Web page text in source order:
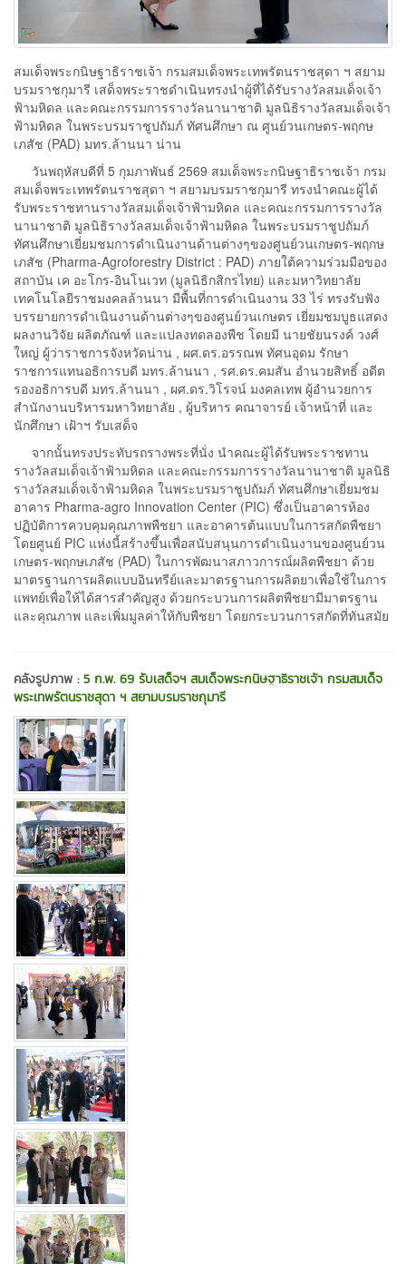
สมเด็จพระกนิษฐาธิราชเจ้า กรมสมเด็จพระเทพรัตนราชสุดา ฯ สยาม
บรมราชกุมารี เสด็จพระราชดำเนินทรงนำผู้ที่ได้รับรางวัลสมเด็จเจ้า
ฟ้ามหิดล และคณะกรรมการรางวัลนานาชาติ มูลนิธิรางวัลสมเด็จเจ้า
ฟ้ามหิดล ในพระบรมราชูปถัมภ์ ทัศนศึกษา ณ ศูนย์วนเกษตร-พฤกษ
เภสัช (PAD) มทร.ล้านนา น่าน
วันพฤหัสบดีที่ 5 กุมภาพันธ์ 2569 สมเด็จพระกนิษฐาธิราชเจ้า กรม
สมเด็จพระเทพรัตนราชสุดา ฯ สยามบรมราชกุมารี ทรงนำคณะผู้ได้
รับพระราชทานรางวัลสมเด็จเจ้าฟ้ามหิดล และคณะกรรมการรางวัล
นานาชาติ มูลนิธิรางวัลสมเด็จเจ้าฟ้ามหิดล ในพระบรมราชูปถัมภ์
ทัศนศึกษาเยี่ยมชมการดำเนินงานด้านต่างๆของศูนย์วนเกษตร-พฤกษ
เภสัช (Pharma-Agroforestry District : PAD) ภายใต้ความร่วมมือของ
สถาบัน เค อะโกร-อินโนเวท (มูลนิธิกสิกรไทย) และมหาวิทยาลัย
เทคโนโลยีราชมงคลล้านนา มีพื้นที่การดำเนินงาน 33 ไร่ ทรงรับฟัง
บรรยายการดำเนินงานด้านต่างๆของศูนย์วนเกษตร เยี่ยมชมบูธแสดง
ผลงานวิจัย ผลิตภัณฑ์ และแปลงทดลองพืช โดยมี นายชัยนรงค์ วงศ์
ใหญ่ ผู้ว่าราชการจังหวัดน่าน , ผศ.ดร.อรรณพ ทัศนอุดม รักษา
ราชการแทนอธิการบดี มทร.ล้านนา , รศ.ดร.คมสัน อำนวยสิทธิ์ อดีต
รองอธิการบดี มทร.ล้านนา , ผศ.ดร.วิโรจน์ มงคลเทพ ผู้อำนวยการ
สำนักงานบริหารมหาวิทยาลัย , ผู้บริหาร คณาจารย์ เจ้าหน้าที่ และ
นักศึกษา เฝ้าฯ รับเสด็จ
จากนั้นทรงประทับรถรางพระที่นั่ง นำคณะผู้ได้รับพระราชทาน
รางวัลสมเด็จเจ้าฟ้ามหิดล และคณะกรรมการรางวัลนานาชาติ มูลนิธิ
รางวัลสมเด็จเจ้าฟ้ามหิดล ในพระบรมราชูปถัมภ์ ทัศนศึกษาเยี่ยมชม
อาคาร Pharma-agro Innovation Center (PIC) ซึ่งเป็นอาคารห้อง
ปฏิบัติการควบคุมคุณภาพพืชยา และอาคารต้นแบบในการสกัดพืชยา
โดยศูนย์ PIC แห่งนี้สร้างขึ้นเพื่อสนับสนุนการดำเนินงานของศูนย์วน
เกษตร-พฤกษเภสัช (PAD) ในการพัฒนาสภาวการณ์ผลิตพืชยา ด้วย
มาตรฐานการผลิตแบบอินทรีย์และมาตรฐานการผลิตยาเพื่อใช้ในการ
แพทย์เพื่อให้ได้สารสำคัญสูง ด้วยกระบวนการผลิตพืชยามีมาตรฐาน
และคุณภาพ และเพิ่มมูลค่าให้กับพืชยา โดยกระบวนการสกัดที่ทันสมัย
คลังรูปภาพ :5 ก.พ. 69 รับเสด็จฯ สมเด็จพระกนิษฐาธิราชเจ้า กรมสมเด็จ
พระเทพรัตนราชสุดา ฯ สยามบรมราชกุมารี